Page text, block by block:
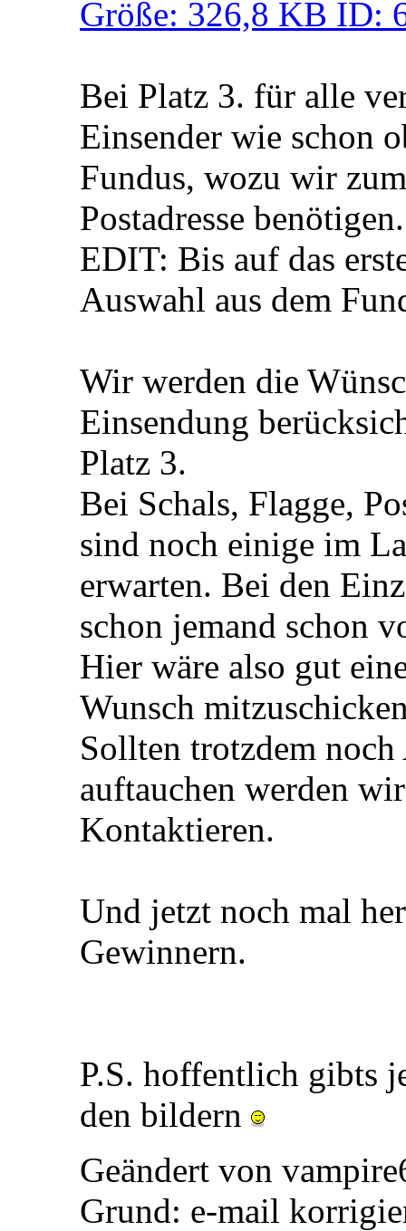
Bei Platz 3. für alle
Einsender wie schon
Fundus, wozu wir
Postadresse benötigen.
EDIT: Bis auf das
Auswahl aus dem
Wir werden die
Einsendung
Platz 3.
Bei Schals, Flagge,
sind noch einige im
erwarten. Bei den
schon jemand schon
Hier wäre also gut
Wunsch
Sollten trotzdem
auftauchen werden
Kontaktieren.
Und jetzt noch mal
Gewinnern.
P.S. hoffentlich gibts
den bildern
Geändert von
Grund: e-mail